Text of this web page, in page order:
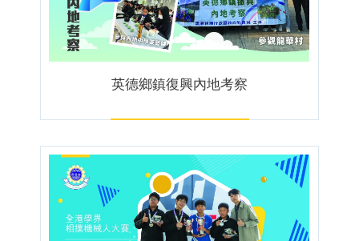
英德鄉鎮復興內地考察